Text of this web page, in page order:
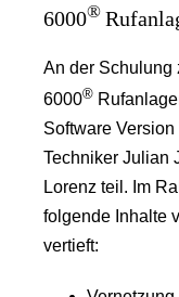
6000®
An der Schulung
6000®
Software
Techniker Julian
Lorenz teil. Im
folgende Inhalte
vertieft: